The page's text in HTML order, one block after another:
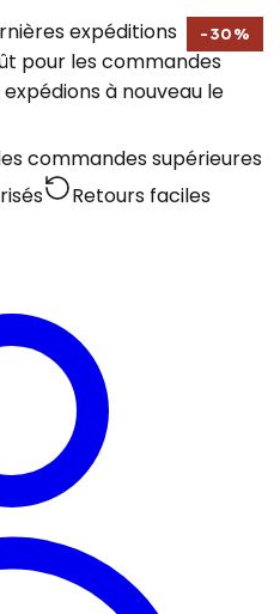
expéditions
pour les commandes
à nouveau le
commandes supérieures
Retours faciles
- 30 %